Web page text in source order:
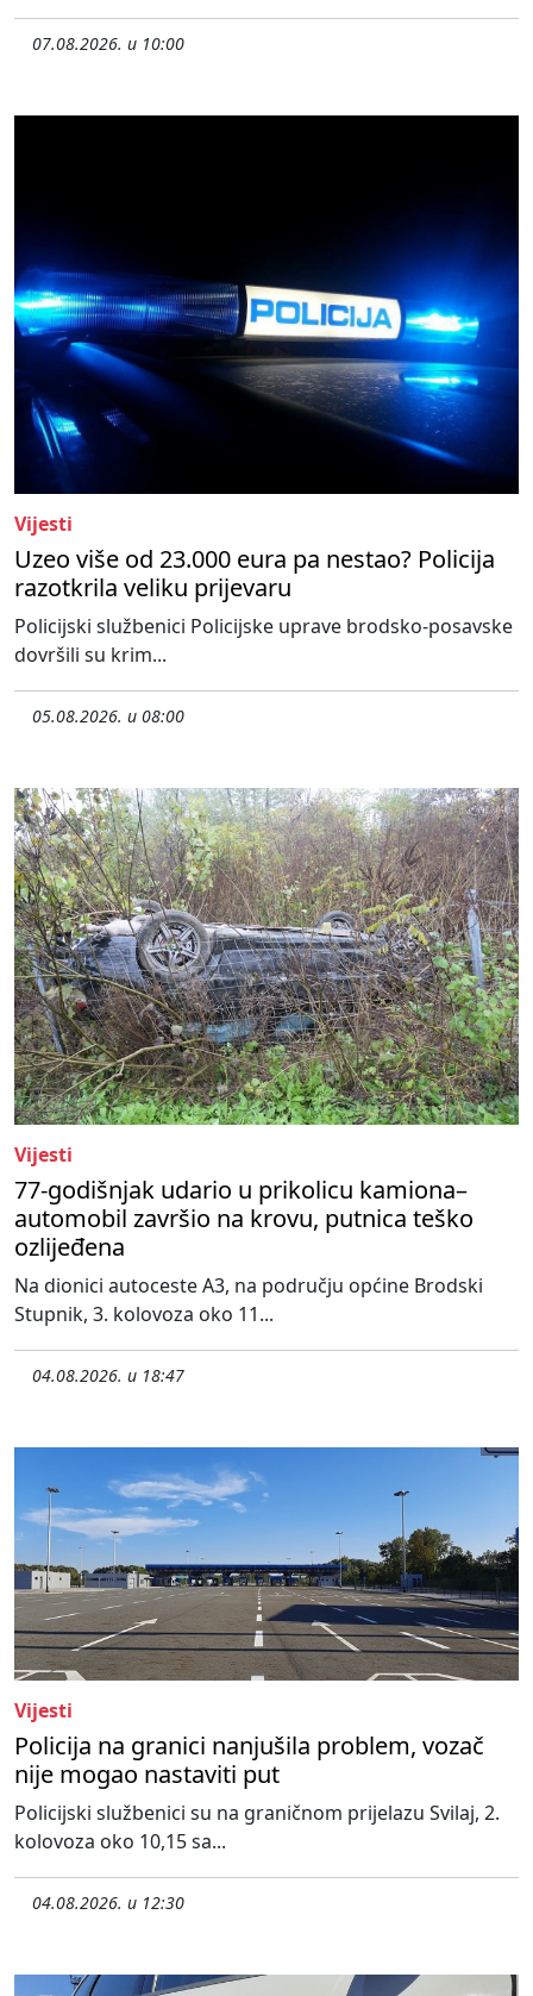
07.08.2026. u 10:00
Vijesti
Uzeo više od 23.000 eura pa nestao? Policija
razotkrila veliku prijevaru
Policijski službenici Policijske uprave brodsko-posavske
dovršili su krim...
05.08.2026. u 08:00
Vijesti
77-godišnjak udario u prikolicu kamiona–
automobil završio na krovu, putnica teško
ozlijeđena
Na dionici autoceste A3, na području općine Brodski
Stupnik, 3. kolovoza oko 11...
04.08.2026. u 18:47
Vijesti
Policija na granici nanjušila problem, vozač
nije mogao nastaviti put
Policijski službenici su na graničnom prijelazu Svilaj, 2.
kolovoza oko 10,15 sa...
04.08.2026. u 12:30